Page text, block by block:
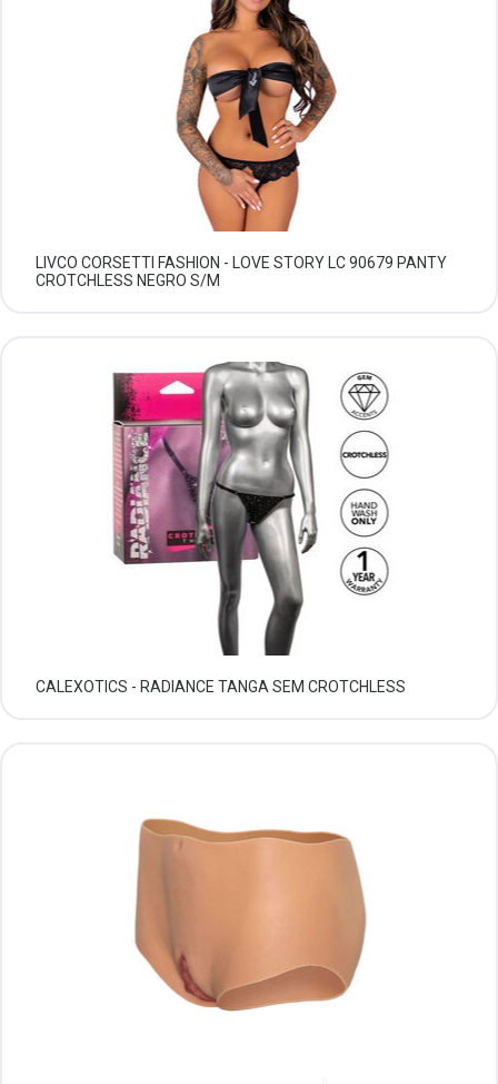
LIVCO CORSETTI FASHION - LOVE STORY LC 90679 PANTY
CROTCHLESS NEGRO S/M
CALEXOTICS - RADIANCE TANGA SEM CROTCHLESS